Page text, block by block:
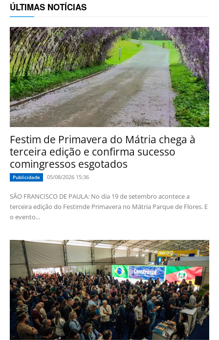
ÚLTIMAS NOTÍCIAS
Festim de Primavera do Mátria chega à
terceira edição e confirma sucesso
comingressos esgotados
Publicidade 05/08/2026 15:36
SÃO FRANCISCO DE PAULA: No dia 19 de setembro acontece a
terceira edição do Festimde Primavera no Mátria Parque de Flores. E
o evento...